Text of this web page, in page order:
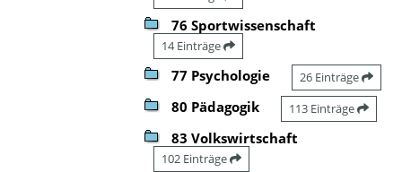
76 Sportwissenschaft
14 Einträge
77 Psychologie 26 Einträge
80 Pädagogik 113 Einträge
83 Volkswirtschaft
102 Einträge